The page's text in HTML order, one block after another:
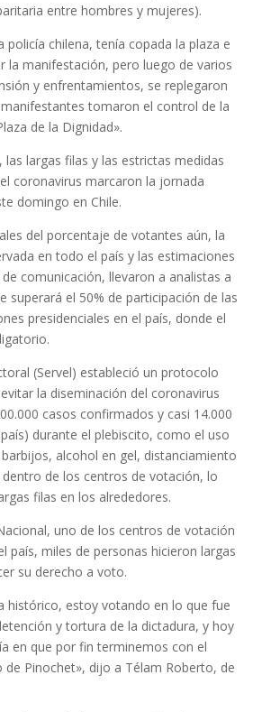
entre hombres y mujeres).
policía chilena, tenía copada la plaza e
la manifestación, pero luego de varios
y enfrentamientos, se replegaron
tomaron el control de la
de la Dignidad».
las largas filas y las estrictas medidas
coronavirus marcaron la jornada
domingo en Chile.
del porcentaje de votantes aún, la
en todo el país y las estimaciones
comunicación, llevaron a analistas a
superará el 50% de participación de las
presidenciales en el país, donde el
(Servel) estableció un protocolo
la diseminación del coronavirus
casos confirmados y casi 14.000
durante el plebiscito, como el uso
alcohol en gel, distanciamiento
dentro de los centros de votación, lo
filas en los alrededores.
uno de los centros de votación
país, miles de personas hicieron largas
su derecho a voto.
histórico, estoy votando en lo que fue
y tortura de la dictadura, y hoy
en que por fin terminemos con el
de Pinochet», dijo a Télam Roberto, de